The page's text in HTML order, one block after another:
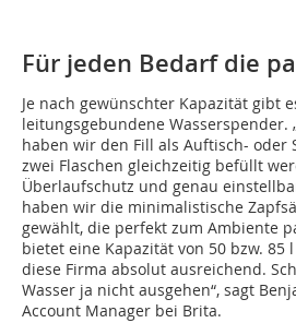
Für jeden Bedarf die
Je nach gewünschter Kapazität gibt
leitungsgebundene Wasserspender.
haben wir den Fill als Auftisch- oder
zwei Flaschen gleichzeitig befüllt
Überlaufschutz und genau
haben wir die minimalistische
gewählt, die perfekt zum Ambiente
bietet eine Kapazität von 50 bzw.
diese Firma absolut ausreichend.
Wasser ja nicht ausgehen“, sagt
Account Manager bei Brita.